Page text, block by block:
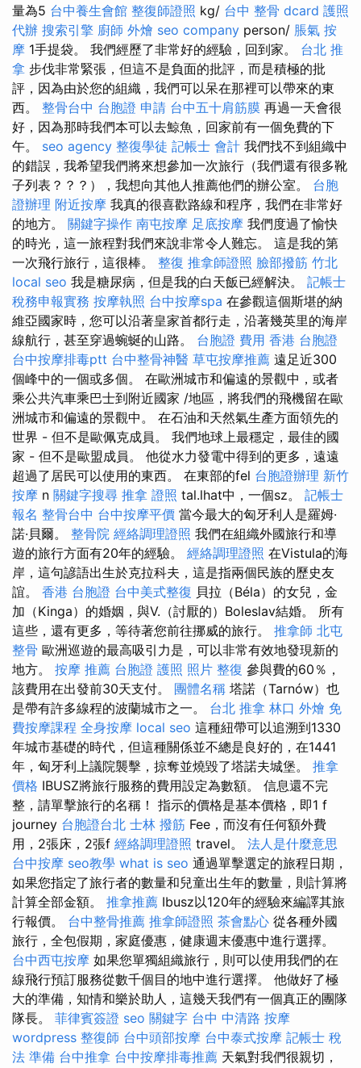
量為5 台中養生會館 整復師證照 kg/ 台中 整骨 dcard 護照
代辦 搜索引擎 廚師 外燴 seo company person/ 脹氣 按
摩 1手提袋。 我們經歷了非常好的經驗，回到家。 台北 推
拿 步伐非常緊張，但這不是負面的批評，而是積極的批
評，因為由於您的組織，我們可以呆在那裡可以帶來的東
西。 整骨台中 台胞證 申請 台中五十肩筋膜 再過一天會很
好，因為那時我們本可以去鯨魚，回家前有一個免費的下
午。 seo agency 整復學徒 記帳士 會計 我們找不到組織中
的錯誤，我希望我們將來想參加一次旅行（我們還有很多靴
子列表？？？），我想向其他人推薦他們的辦公室。 台胞
證辦理 附近按摩 我真的很喜歡路線和程序，我們在非常好
的地方。 關鍵字操作 南屯按摩 足底按摩 我們度過了愉快
的時光，這一旅程對我們來說非常令人難忘。 這是我的第
一次飛行旅行，這很棒。 整復 推拿師證照 臉部撥筋 竹北
local seo 我是糖尿病，但是我的白天飯已經解決。 記帳士
稅務申報實務 按摩執照 台中按摩spa 在參觀這個斯堪的納
維亞國家時，您可以沿著皇家首都行走，沿著幾英里的海岸
線航行，甚至穿過蜿蜒的山路。 台胞證 費用 香港 台胞證
台中按摩排毒ptt 台中整骨神醫 草屯按摩推薦 遠足近300
個峰中的一個或多個。 在歐洲城市和偏遠的景觀中，或者
乘公共汽車乘巴士到附近國家 /地區，將我們的飛機留在歐
洲城市和偏遠的景觀中。 在石油和天然氣生產方面領先的
世界 - 但不是歐佩克成員。 我們地球上最穩定，最佳的國
家 - 但不是歐盟成員。 他從水力發電中得到的更多，遠遠
超過了居民可以使用的東西。 在東部的fel 台胞證辦理 新竹
按摩 n 關鍵字搜尋 推拿 證照 tal.lhat中，一個sz。 記帳士
報名 整骨台中 台中按摩平價 當今最大的匈牙利人是羅姆·
諾·貝爾。 整骨院 經絡調理證照 我們在組織外國旅行和導
遊的旅行方面有20年的經驗。 經絡調理證照 在Vistula的海
岸，這句諺語出生於克拉科夫，這是指兩個民族的歷史友
誼。 香港 台胞證 台中美式整復 貝拉（Béla）的女兒，金
加（Kinga）的婚姻，與V.（討厭的）Boleslav結婚。 所有
這些，還有更多，等待著您前往挪威的旅行。 推拿師 北屯
整骨 歐洲巡遊的最高吸引力是，可以非常有效地發現新的
地方。 按摩 推薦 台胞證 護照 照片 整復 參與費的60％，
該費用在出發前30天支付。 團體名稱 塔諾（Tarnów）也
是帶有許多線程的波蘭城市之一。 台北 推拿 林口 外燴 免
費按摩課程 全身按摩 local seo 這種紐帶可以追溯到1330
年城市基礎的時代，但這種關係並不總是良好的，在1441
年，匈牙利上議院襲擊，掠奪並燒毀了塔諾夫城堡。 推拿
價格 IBUSZ將旅行服務的費用設定為數額。 信息還不完
整，請單擊旅行的名稱！ 指示的價格是基本價格，即1 f
journey 台胞證台北 士林 撥筋 Fee，而沒有任何額外費
用，2張床，2張f 經絡調理證照 travel。 法人是什麼意思
台中按摩 seo教學 what is seo 通過單擊選定的旅程日期，
如果您指定了旅行者的數量和兒童出生年的數量，則計算將
計算全部金額。 推拿推薦 Ibusz以120年的經驗來編譯其旅
行報價。 台中整骨推薦 推拿師證照 茶會點心 從各種外國
旅行，全包假期，家庭優惠，健康週末優惠中進行選擇。
台中西屯按摩 如果您單獨組織旅行，則可以使用我們的在
線飛行預訂服務從數千個目的地中進行選擇。 他做好了極
大的準備，知情和樂於助人，這幾天我們有一個真正的團隊
隊長。 菲律賓簽證 seo 關鍵字 台中 中清路 按摩
wordpress 整復師 台中頭部按摩 台中泰式按摩 記帳士 稅
法 準備 台中推拿 台中按摩排毒推薦 天氣對我們很親切，